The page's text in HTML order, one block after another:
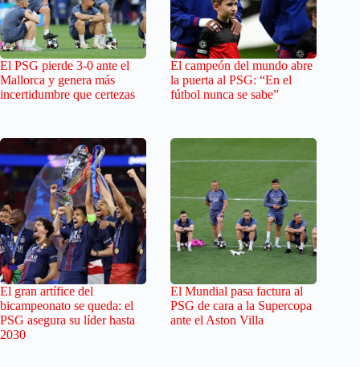
El PSG pierde 3-0 ante el
Mallorca y genera más
incertidumbre que certezas
El campeón del mundo abre
la puerta al PSG: “En el
fútbol nunca se sabe”
El gran artífice del
bicampeonato se queda: el
PSG asegura su líder hasta
2030
El Mundial pasa factura al
PSG de cara a la Supercopa
ante el Aston Villa